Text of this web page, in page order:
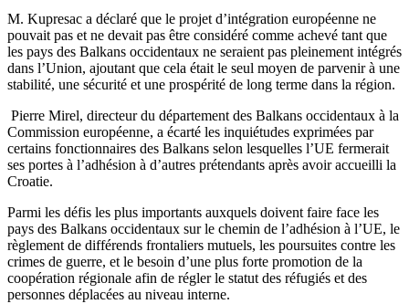
M. Kupresac a déclaré que le projet d’intégration européenne ne
pouvait pas et ne devait pas être considéré comme achevé tant que
les pays des Balkans occidentaux ne seraient pas pleinement intégrés
dans l’Union, ajoutant que cela était le seul moyen de parvenir à une
stabilité, une sécurité et une prospérité de long terme dans la région.
Pierre Mirel, directeur du département des Balkans occidentaux à la
Commission européenne, a écarté les inquiétudes exprimées par
certains fonctionnaires des Balkans selon lesquelles l’UE fermerait
ses portes à l’adhésion à d’autres prétendants après avoir accueilli la
Croatie.
Parmi les défis les plus importants auxquels doivent faire face les
pays des Balkans occidentaux sur le chemin de l’adhésion à l’UE, le
règlement de différends frontaliers mutuels, les poursuites contre les
crimes de guerre, et le besoin d’une plus forte promotion de la
coopération régionale afin de régler le statut des réfugiés et des
personnes déplacées au niveau interne.